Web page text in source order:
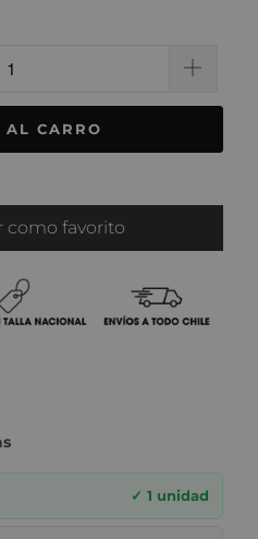
CARRO
como favorito
✓ 1 unidad